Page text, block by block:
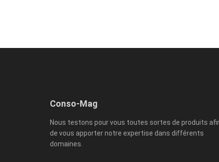
Conso-Mag
Nous testons pour vous toutes sortes de produits
de vous apporter notre expertise dans différents
domaines.